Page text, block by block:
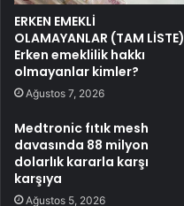
ERKEN EMEKLİ
OLAMAYANLAR (TAM LİSTE)
Erken emeklilik hakkı
olmayanlar kimler?
Ağustos 7, 2026
Medtronic fıtık mesh
davasında 88 milyon
dolarlık kararla karşı
karşıya
Ağustos 5, 2026